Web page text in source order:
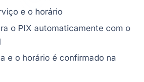
e o horário
o PIX automaticamente com o
e o horário é confirmado na